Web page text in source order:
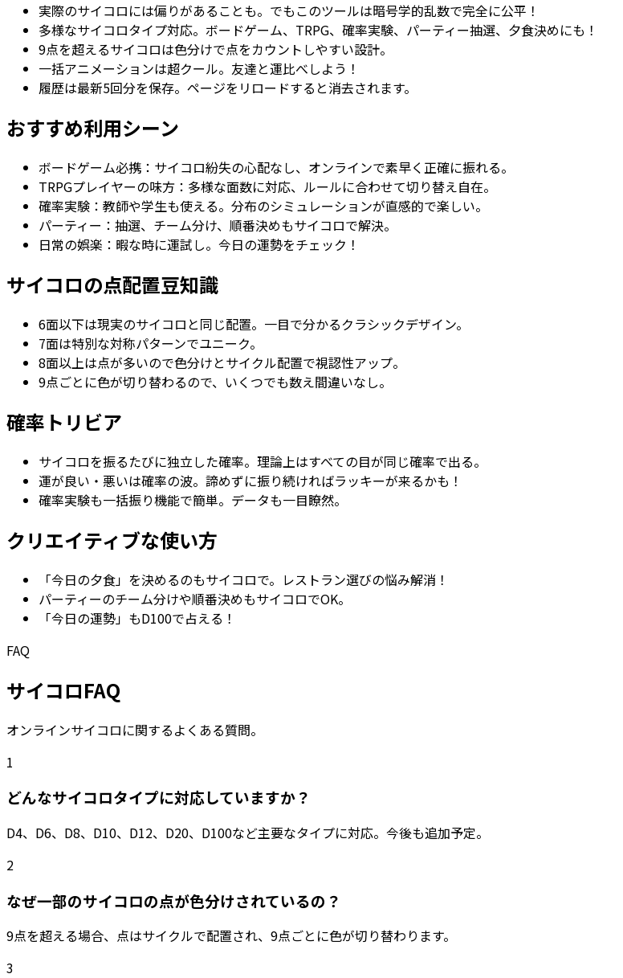
実際のサイコロには偏りがあることも。でもこのツールは暗号学的乱数で完全に公平！
多様なサイコロタイプ対応。ボードゲーム、TRPG、確率実験、パーティー抽選、夕食決めにも！
9点を超えるサイコロは色分けで点をカウントしやすい設計。
一括アニメーションは超クール。友達と運比べしよう！
履歴は最新5回分を保存。ページをリロードすると消去されます。
おすすめ利用シーン
ボードゲーム必携：サイコロ紛失の心配なし、オンラインで素早く正確に振れる。
TRPGプレイヤーの味方：多様な面数に対応、ルールに合わせて切り替え自在。
確率実験：教師や学生も使える。分布のシミュレーションが直感的で楽しい。
パーティー：抽選、チーム分け、順番決めもサイコロで解決。
日常の娯楽：暇な時に運試し。今日の運勢をチェック！
サイコロの点配置豆知識
6面以下は現実のサイコロと同じ配置。一目で分かるクラシックデザイン。
7面は特別な対称パターンでユニーク。
8面以上は点が多いので色分けとサイクル配置で視認性アップ。
9点ごとに色が切り替わるので、いくつでも数え間違いなし。
確率トリビア
サイコロを振るたびに独立した確率。理論上はすべての目が同じ確率で出る。
運が良い・悪いは確率の波。諦めずに振り続ければラッキーが来るかも！
確率実験も一括振り機能で簡単。データも一目瞭然。
クリエイティブな使い方
「今日の夕食」を決めるのもサイコロで。レストラン選びの悩み解消！
パーティーのチーム分けや順番決めもサイコロでOK。
「今日の運勢」もD100で占える！
FAQ
サイコロFAQ
オンラインサイコロに関するよくある質問。
1
どんなサイコロタイプに対応していますか？
D4、D6、D8、D10、D12、D20、D100など主要なタイプに対応。今後も追加予定。
2
なぜ一部のサイコロの点が色分けされているの？
9点を超える場合、点はサイクルで配置され、9点ごとに色が切り替わります。
3